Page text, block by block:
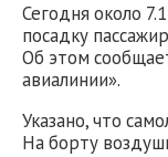
Сегодня около
посадку
Об этом
авиалинии».
Указано, что
На борту